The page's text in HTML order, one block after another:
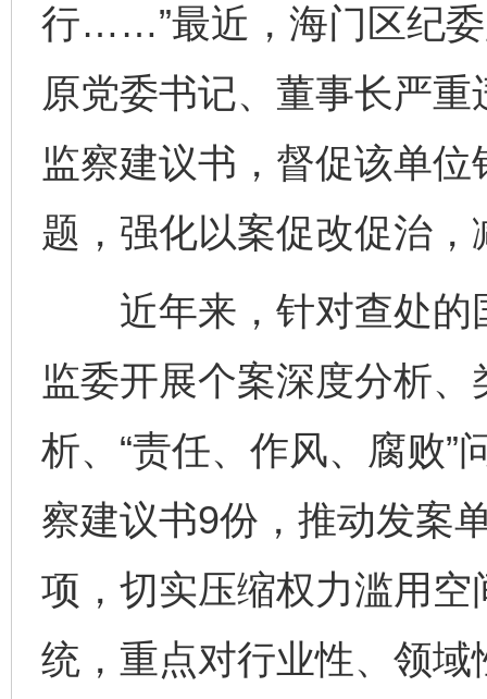
行……”最近，海门区纪
原党委书记、董事长严
监察建议书，督促该单
题，强化以案促改促治
近年来，针对查处的
监委开展个案深度分析、
析、“责任、作风、腐败”
察建议书9份，推动发案
项，切实压缩权力滥用
统，重点对行业性、领